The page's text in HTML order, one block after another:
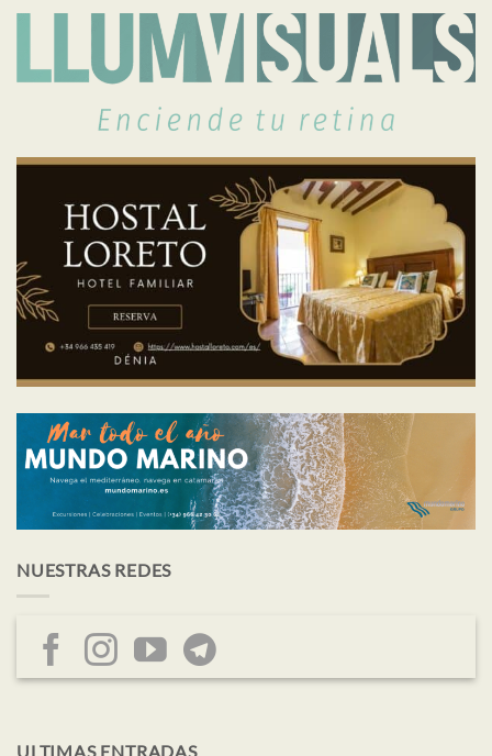
NUESTRAS REDES
ULTIMAS ENTRADAS